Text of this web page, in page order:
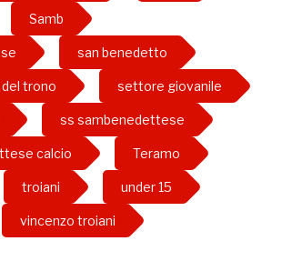
Samb
san benedetto
trono settore giovanile
ss sambenedettese
calcio Teramo
troiani under 15
vincenzo troiani